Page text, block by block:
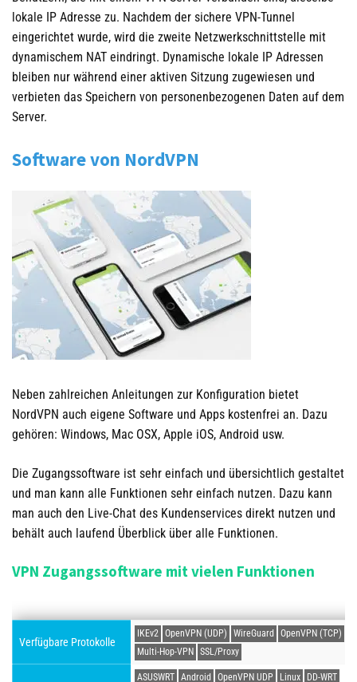
lokale IP Adresse zu. Nachdem der sichere VPN-Tunnel
eingerichtet wurde, wird die zweite Netzwerkschnittstelle mit
dynamischem NAT eindringt. Dynamische lokale IP Adressen
bleiben nur während einer aktiven Sitzung zugewiesen und
verbieten das Speichern von personenbezogenen Daten auf dem
Server.
Software von NordVPN
Neben zahlreichen Anleitungen zur Konfiguration bietet
NordVPN auch eigene Software und Apps kostenfrei an. Dazu
gehören: Windows, Mac OSX, Apple iOS, Android usw.
Die Zugangssoftware ist sehr einfach und übersichtlich gestaltet
und man kann alle Funktionen sehr einfach nutzen. Dazu kann
man auch den Live-Chat des Kundenservices direkt nutzen und
behält auch laufend Überblick über alle Funktionen.
VPN Zugangssoftware mit vielen Funktionen
Verfügbare Protokolle
IKEv2 OpenVPN (UDP) WireGuard
OpenVPN (TCP)
Multi-Hop-VPN SSL/Proxy
ASUSWRT Android OpenVPN UDP Linux
DD-WRT